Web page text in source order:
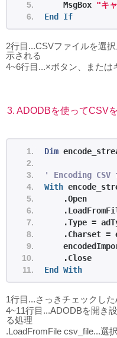
    MsgBox
"キ
End
If
2行目...CSVファイルを選
示される
4~6行目...×ボタン、または
3. ADODBを使ってCSV
Dim
' Encoding
With
    .Open
.Type =
.Charset =
    .Close
End
With
1行目...さっきチェックし
4~11行目...ADODBを開き
る処理
.LoadFromFile csv_file...選